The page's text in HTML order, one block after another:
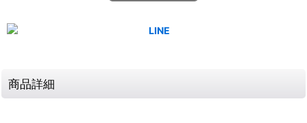
商品詳細